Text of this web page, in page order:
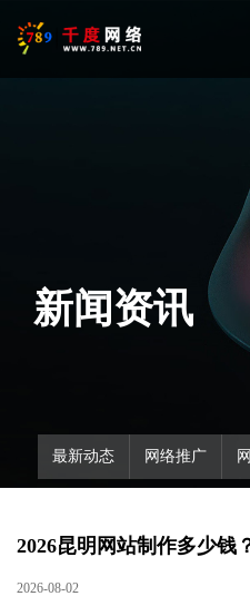
新闻资讯
最新动态 网络推广
2026昆明网站制作多少钱
2026-08-02